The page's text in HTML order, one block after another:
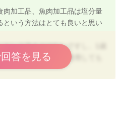
肉加工品、魚肉加工品は塩分量
いう方法はとても良いと思い
いう決まりはないですし、1歳
にそのまま調理に使用しても
分も考慮して調味料を加減す
です。
答を見る